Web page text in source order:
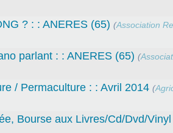
? : : ANERES (65) (Association
parlant : : ANERES (65) (
/ Permaculture : : Avril 2014 (
Bourse aux Livres/Cd/Dvd/